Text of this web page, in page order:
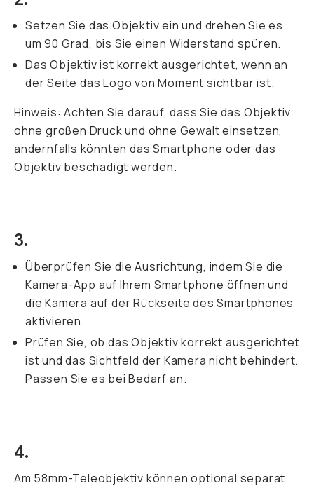
Setzen Sie das Objektiv ein und drehen Sie es
um 90 Grad, bis Sie einen Widerstand spüren.
Das Objektiv ist korrekt ausgerichtet, wenn an
der Seite das Logo von Moment sichtbar ist.
Hinweis: Achten Sie darauf, dass Sie das Objektiv
ohne großen Druck und ohne Gewalt einsetzen,
andernfalls könnten das Smartphone oder das
Objektiv beschädigt werden.
3.
Überprüfen Sie die Ausrichtung, indem Sie die
Kamera-App auf Ihrem Smartphone öffnen und
die Kamera auf der Rückseite des Smartphones
aktivieren.
Prüfen Sie, ob das Objektiv korrekt ausgerichtet
ist und das Sichtfeld der Kamera nicht behindert.
Passen Sie es bei Bedarf an.
4.
Am 58mm-Teleobjektiv können optional separat